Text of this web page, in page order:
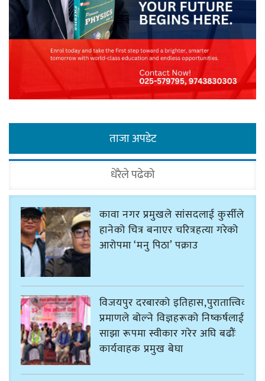
ताजा अपडेट
धेरैले पढेको
कावा नगर प्रमुखले सांसदलाई कुर्सीले
हानेको चित्र बनाएर चरित्रहत्या गरेको
आरोपमा ‘मनु पिठा’ पक्राउ
विजयपुर दरबारको इतिहास,पुरातात्त्विक
प्रमाणले बोल्ने विज्ञहरूको निष्कर्षलाई
साझा रूपमा स्वीकार गरेर अघि बढौंः
कार्यवाहक प्रमुख बेघा